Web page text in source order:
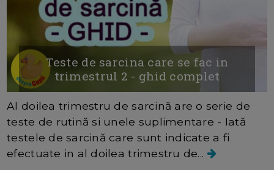
Teste de sarcina care se fac in
trimestrul 2 - ghid complet
Al doilea trimestru de sarcină are o serie de
teste de rutină si unele suplimentare - Iată
testele de sarcină care sunt indicate a fi
efectuate in al doilea trimestru de...